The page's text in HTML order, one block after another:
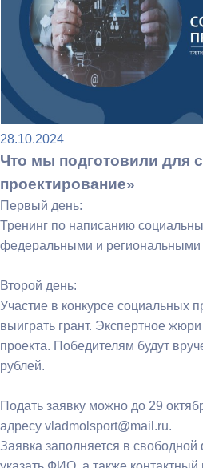
28.10.2024
Что мы подготовили для
проектирование»
Первый день:
Тренинг по написанию
федеральными и региональными
Второй день:
Участие в конкурсе социальных
выиграть грант. Экспертное
проекта. Победителям будут
рублей.
Подать заявку можно до 29
адресу vladmolsport@mail.ru.
Заявка заполняется в